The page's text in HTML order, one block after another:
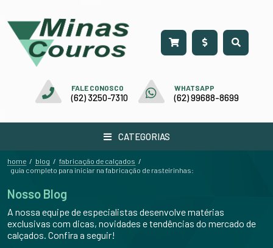
FALE CONOSCO
(62) 3250-7310
WHATSAPP
(62) 99688-8699
CATEGORIAS
home / blog / fabricação de calçados /
guia completo para iniciar na fabricação de rasteirinhas:
Nosso Blog
A nossa equipe de especialistas desenvolve matérias
exclusivas com dicas, novidades e tendências do mercado de
calçados. Confira a seguir!